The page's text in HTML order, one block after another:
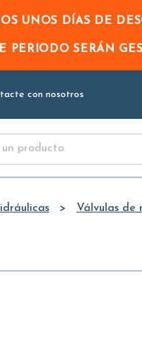
UNOS DÍAS DE
PERIODOSERÁN
con nosotros
Válvulas de